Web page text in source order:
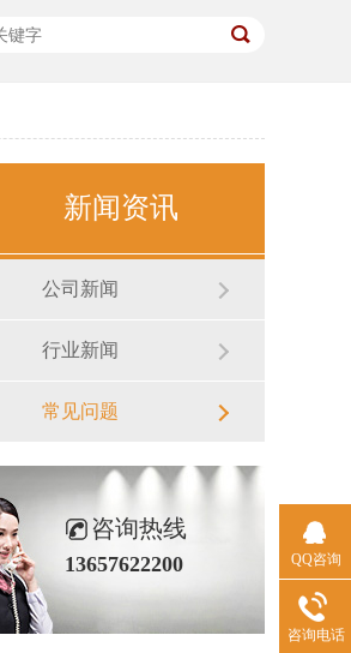
新闻资讯
公司新闻
行业新闻
常见问题
咨询热线
13657622200 QQ咨询
咨询电话